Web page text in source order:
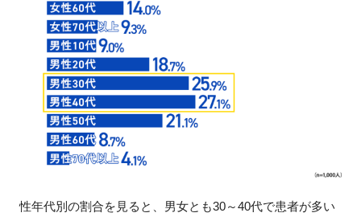
性年代別の割合を見ると、男女とも30～40代で患者が多い